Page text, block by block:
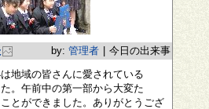
by: 管理者
今日の出来事
地域の皆さんに愛されている
。午前中の第一部から大変た
とができました。ありがとうござ